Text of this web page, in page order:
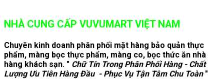
NHÀ CUNG CẤP VUVUMART VIỆT NAM
Chuyên kinh doanh phân phối mặt hàng bảo quản thực
phẩm, màng bọc thực phẩm, màng co, bọc thức ăn nhà
hàng khách sạn. " Chữ Tín Trong Phân Phối Hàng - Chất
Lượng Ưu Tiên Hàng Đầu - Phục Vụ Tận Tâm Chu Toàn"